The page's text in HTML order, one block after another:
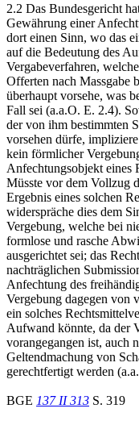
2.2 Das Bundesgericht
Gewährung einer
dort einen Sinn, wo das
auf die Bedeutung des
Vergabeverfahren,
Offerten nach Massgabe
überhaupt vorsehe, was
Fall sei (a.a.O. E. 2.4).
der von ihm bestimmten
vorsehen dürfe,
kein förmlicher
Anfechtungsobjekt eines
Müsste vor dem Vollzug
Ergebnis eines solchen
widerspräche dies dem
Vergebung, welche bei
formlose und rasche
ausgerichtet sei; das
nachträglichen
Anfechtung des
Vergebung dagegen von
ein solches
Aufwand könnte, da der
vorangegangen ist, auch
Geltendmachung von
gerechtfertigt werden
BGE 137 II 313 S. 319